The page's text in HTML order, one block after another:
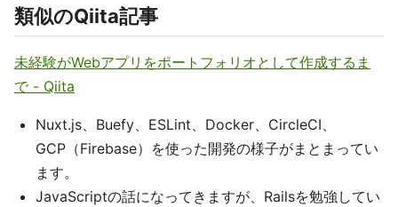
類似のQiita記事
未経験がWebアプリをポートフォリオとして作成するま
で - Qiita
Nuxt.js、Buefy、ESLint、Docker、CircleCI、
GCP（Firebase）を使った開発の様子がまとまってい
ます。
JavaScriptの話になってきますが、Railsを勉強してい